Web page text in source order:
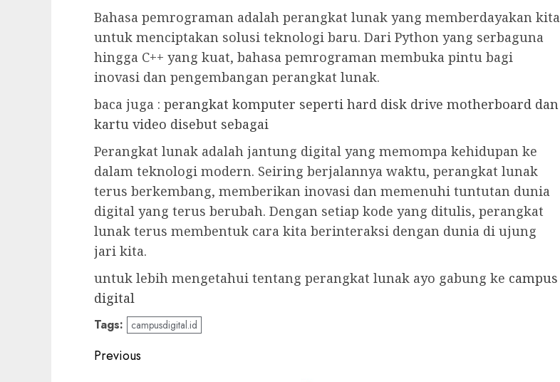
Bahasa pemrograman adalah perangkat lunak yang memberdayakan kita
untuk menciptakan solusi teknologi baru. Dari Python yang serbaguna
hingga C++ yang kuat, bahasa pemrograman membuka pintu bagi
inovasi dan pengembangan perangkat lunak.
baca juga : perangkat komputer seperti hard disk drive motherboard dan
kartu video disebut sebagai
Perangkat lunak adalah jantung digital yang memompa kehidupan ke
dalam teknologi modern. Seiring berjalannya waktu, perangkat lunak
terus berkembang, memberikan inovasi dan memenuhi tuntutan dunia
digital yang terus berubah. Dengan setiap kode yang ditulis, perangkat
lunak terus membentuk cara kita berinteraksi dengan dunia di ujung
jari kita.
untuk lebih mengetahui tentang perangkat lunak ayo gabung ke campus
digital
Tags: campusdigital.id
Post
Previous